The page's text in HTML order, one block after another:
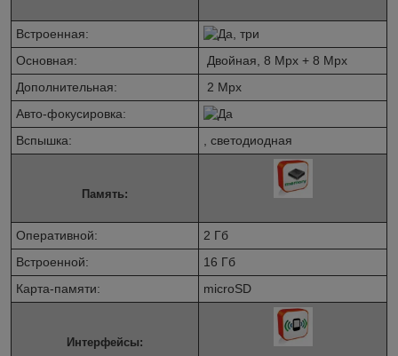
Встроенная:
, три
Основная:
Двойная, 8 Mpx + 8 Mpx
Дополнительная:
2 Mpx
Авто-фокусировка:
Вспышка:
, светодиодная
Память:
Оперативной:
2 Гб
Встроенной:
16 Гб
Карта-памяти:
microSD
Интерфейсы: